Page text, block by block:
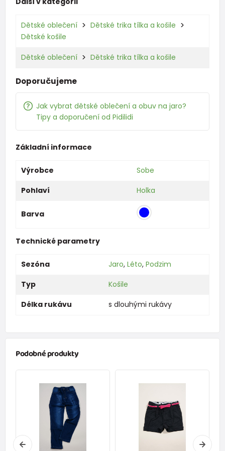
Dětské oblečení
Dětské trika tílka a košile
Dětské košile
Dětské oblečení Dětské trika tílka a košile
Doporučujeme
Jak vybrat dětské oblečení a obuv na jaro?
Tipy a doporučení od Pidilidi
Základní informace
Výrobce
Sobe
Pohlaví
Holka
Barva
Technické parametry
Sezóna Jaro, Léto, Podzim
Typ
Košile
Délka rukávu
s dlouhými rukávy
Podobné produkty